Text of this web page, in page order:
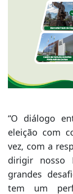
“O diálogo
eleição com
vez, com a
dirigir nosso
grandes
tem um